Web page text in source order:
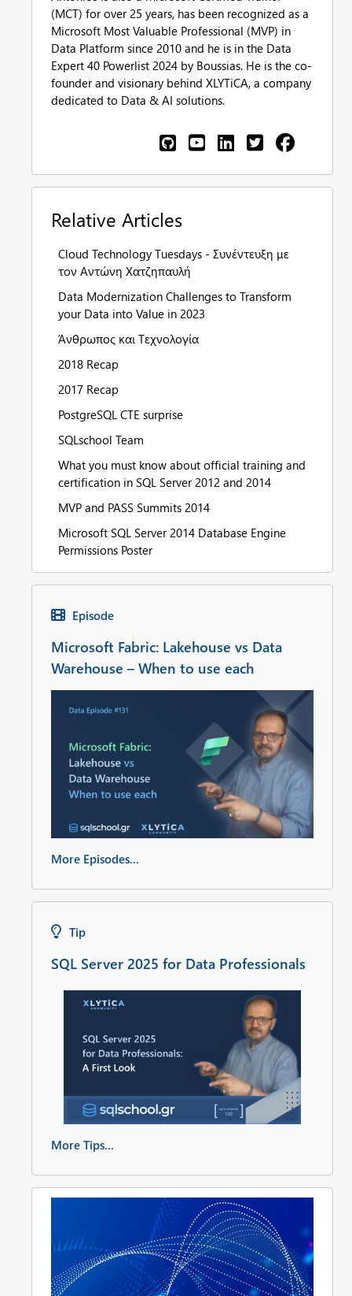
(MCT) for over 25 years, has been recognized as a
Microsoft Most Valuable Professional (MVP) in
Data Platform since 2010 and he is in the Data
Expert 40 Powerlist 2024 by Boussias. He is the co-
founder and visionary behind XLYTiCA, a company
dedicated to Data & AI solutions.
Relative Articles
Cloud Technology Tuesdays - Συνέντευξη με
τον Αντώνη Χατζηπαυλή
Data Modernization Challenges to Transform
your Data into Value in 2023
Άνθρωπος και Τεχνολογία
2018 Recap
2017 Recap
PostgreSQL CTE surprise
SQLschool Team
What you must know about official training and
certification in SQL Server 2012 and 2014
MVP and PASS Summits 2014
Microsoft SQL Server 2014 Database Engine
Permissions Poster
Episode
Microsoft Fabric: Lakehouse vs Data
Warehouse – When to use each
More Episodes...
Tip
SQL Server 2025 for Data Professionals
More Tips...